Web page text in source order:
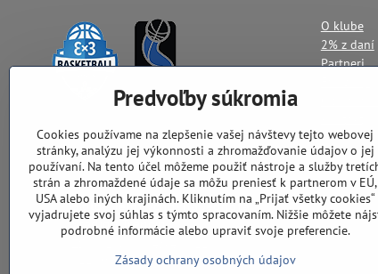
trencinbasket​@gmail​.com
Sídlo - Telovýchovná Jednota
Štadión Trenčín
911 08 Trenčín
O klube
2% z daní
Partneri
Ochrana
Predvoľby súkromia
Cookies používame na zlepšenie vašej návštevy tejto webovej
stránky, analýzu jej výkonnosti a zhromažďovanie údajov o jej
používaní. Na tento účel môžeme použiť nástroje a služby
strán a zhromaždené údaje sa môžu preniesť k partnerom v EÚ,
USA alebo iných krajinách. Kliknutím na „Prijať všetky cookies“
vyjadrujete svoj súhlas s týmto spracovaním. Nižšie môžete
podrobné informácie alebo upraviť svoje preferencie.
Zásady ochrany osobných údajov